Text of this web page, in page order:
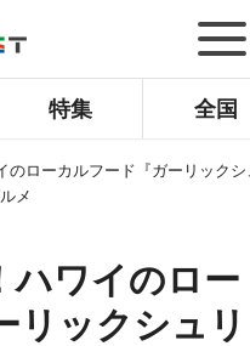
特集 全国
のローカルフード『ガーリックシ
メ
ハワイのロー
リックシュリ